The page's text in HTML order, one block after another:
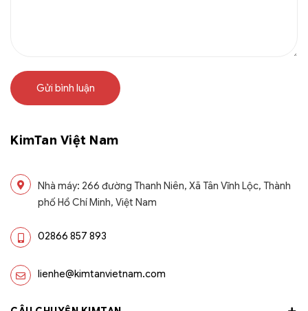
Gửi bình luận
KimTan Việt Nam
Nhà máy: 266 đường Thanh Niên, Xã Tân Vĩnh Lộc, Thành
phố Hồ Chí Minh, Việt Nam
02866 857 893
lienhe@kimtanvietnam.com